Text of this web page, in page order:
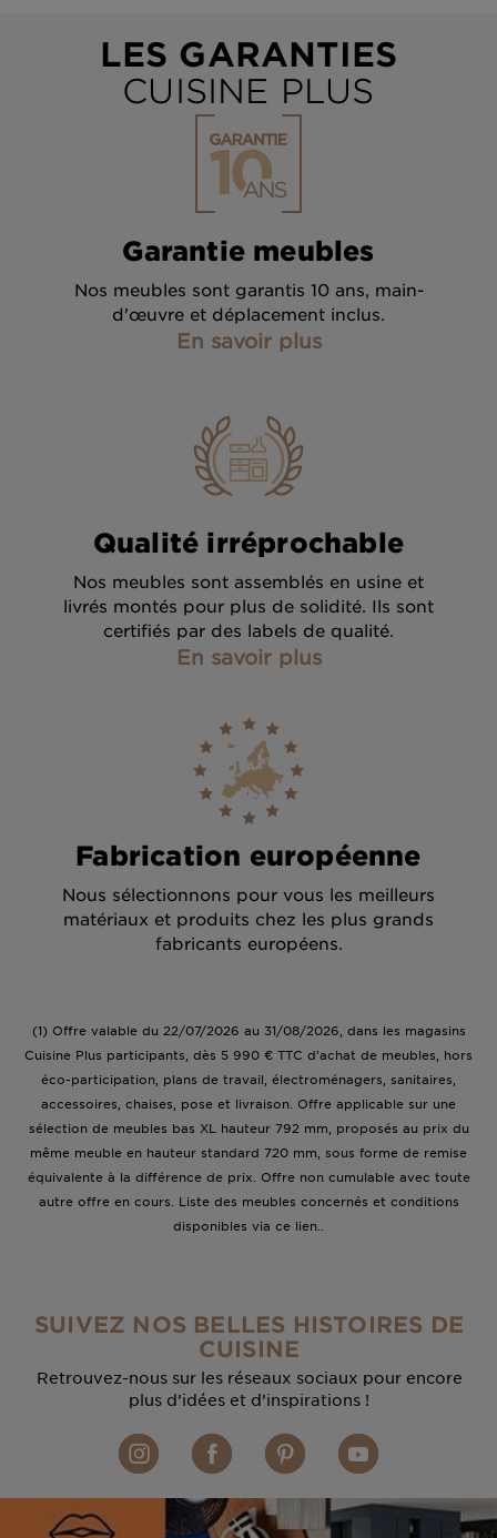
LES GARANTIES
CUISINE PLUS
Garantie meubles
Nos meubles sont garantis 10 ans, main-
d'œuvre et déplacement inclus.
En savoir plus
Qualité irréprochable
Nos meubles sont assemblés en usine et
livrés montés pour plus de solidité. Ils sont
certifiés par des labels de qualité.
En savoir plus
Fabrication européenne
Nous sélectionnons pour vous les meilleurs
matériaux et produits chez les plus grands
fabricants européens.
(1) Offre valable du 22/07/2026 au 31/08/2026, dans les magasins
Cuisine Plus participants, dès 5 990 € TTC d’achat de meubles, hors
éco-participation, plans de travail, électroménagers, sanitaires,
accessoires, chaises, pose et livraison. Offre applicable sur une
sélection de meubles bas XL hauteur 792 mm, proposés au prix du
même meuble en hauteur standard 720 mm, sous forme de remise
équivalente à la différence de prix. Offre non cumulable avec toute
autre offre en cours. Liste des meubles concernés et conditions
disponibles via ce lien..
SUIVEZ NOS BELLES HISTOIRES DE
CUISINE
Retrouvez-nous sur les réseaux sociaux pour encore
plus d’idées et d’inspirations !